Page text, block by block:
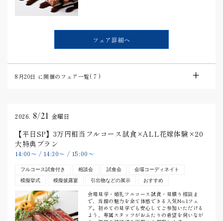
フェア詳細へ
8月20日 に開催のフェア一覧(7 )
2026. 8/21 金曜日
【平日SP】3万円相当フルコース試食×ALL花嫁体験×20
大特典プラン
14:00〜 / 14:30〜 / 15:00〜
フルコース試食付き 相談会 試食会
会場コーディネイト
模擬挙式
模擬披露宴 引出物などの展示 おすすめ
会場見学・婚礼フルコース試食・見積り相談ま
で、当館の魅力を全て体感できる人気No.1フェ
ア。初めての見学でも安心してご参加いただける
よう、専属スタッフがおふたりの希望を伺いなが